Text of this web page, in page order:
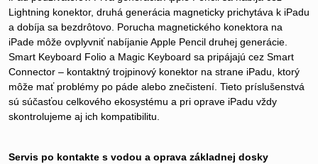
Lightning konektor, druhá generácia magneticky prichytáva k iPadu
a dobíja sa bezdrôtovo. Porucha magnetického konektora na
iPade môže ovplyvniť nabíjanie Apple Pencil druhej generácie.
Smart Keyboard Folio a Magic Keyboard sa pripájajú cez Smart
Connector – kontaktný trojpinový konektor na strane iPadu, ktorý
môže mať problémy po páde alebo znečistení. Tieto príslušenstvá
sú súčasťou celkového ekosystému a pri oprave iPadu vždy
skontrolujeme aj ich kompatibilitu.
Servis po kontakte s vodou a oprava základnej dosky